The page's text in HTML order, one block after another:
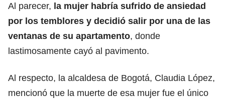
Al parecer, la mujer habría sufrido de ansiedad
por los temblores y decidió salir por una de las
ventanas de su apartamento, donde
lastimosamente cayó al pavimento.
Al respecto, la alcaldesa de Bogotá, Claudia López,
mencionó que la muerte de esa mujer fue el único